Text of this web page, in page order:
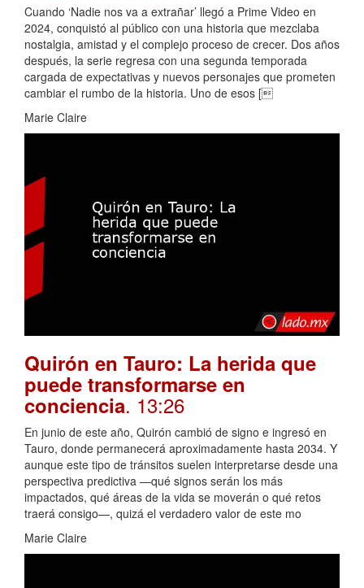
Cuando ‘Nadie nos va a extrañar’ llegó a Prime Video en
2024, conquistó al público con una historia que mezclaba
nostalgia, amistad y el complejo proceso de crecer. Dos años
después, la serie regresa con una segunda temporada
cargada de expectativas y nuevos personajes que prometen
cambiar el rumbo de la historia. Uno de esos [
Marie Claire
Quirón en Tauro: La herida que
puede transformarse en
conciencia. 13:26
En junio de este año, Quirón cambió de signo e ingresó en
Tauro, donde permanecerá aproximadamente hasta 2034. Y
aunque este tipo de tránsitos suelen interpretarse desde una
perspectiva predictiva —qué signos serán los más
impactados, qué áreas de la vida se moverán o qué retos
traerá consigo—, quizá el verdadero valor de este mo
Marie Claire